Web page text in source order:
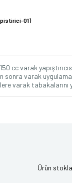
01)
cc varak
sonra varak
varak tabakalarını
Ürün